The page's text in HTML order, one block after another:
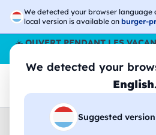
We detected your browser language
local version is available on burger-
We detected your
English.
Suggested
☀️OUVERT PENDANT LES
Papeterie › stylos-